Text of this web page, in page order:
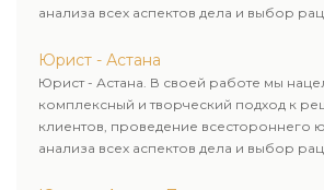
анализа всех аспектов дела и выбор
Юрист - Астана
Юрист - Астана. В своей работе мы
комплексный и творческий подход к
клиентов, проведение всестороннего
анализа всех аспектов дела и выбор